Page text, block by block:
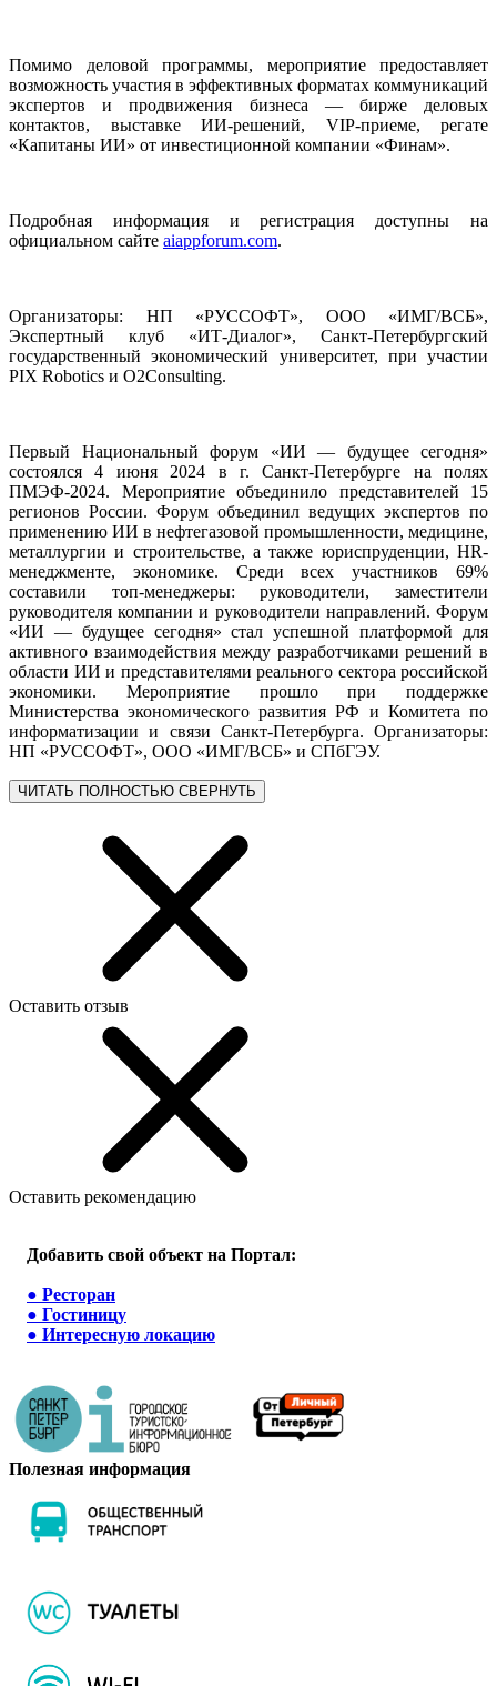
Помимо деловой программы, мероприятие предоставляет
возможность участия в эффективных форматах коммуникаций
экспертов и продвижения бизнеса — бирже деловых
контактов, выставке ИИ-решений, VIP-приеме, регате
«Капитаны ИИ» от инвестиционной компании «Финам».
Подробная информация и регистрация доступны на
официальном сайте aiappforum.com.
Организаторы: НП «РУССОФТ», ООО «ИМГ/ВСБ»,
Экспертный клуб «ИТ-Диалог», Санкт-Петербургский
государственный экономический университет, при участии
PIX Robotics и O2Consulting.
Первый Национальный форум «ИИ — будущее сегодня»
состоялся 4 июня 2024 в г. Санкт-Петербурге на полях
ПМЭФ-2024. Мероприятие объединило представителей 15
регионов России. Форум объединил ведущих экспертов по
применению ИИ в нефтегазовой промышленности, медицине,
металлургии и строительстве, а также юриспруденции, HR-
менеджменте, экономике. Среди всех участников 69%
составили топ-менеджеры: руководители, заместители
руководителя компании и руководители направлений. Форум
«ИИ — будущее сегодня» стал успешной платформой для
активного взаимодействия между разработчиками решений в
области ИИ и представителями реального сектора российской
экономики. Мероприятие прошло при поддержке
Министерства экономического развития РФ и Комитета по
информатизации и связи Санкт-Петербурга. Организаторы:
НП «РУССОФТ», ООО «ИМГ/ВСБ» и СПбГЭУ.
ЧИТАТЬ ПОЛНОСТЬЮ СВЕРНУТЬ
Оставить отзыв
Оставить рекомендацию
Добавить свой объект на Портал:
● Ресторан
● Гостиницу
● Интересную локацию
Полезная информация